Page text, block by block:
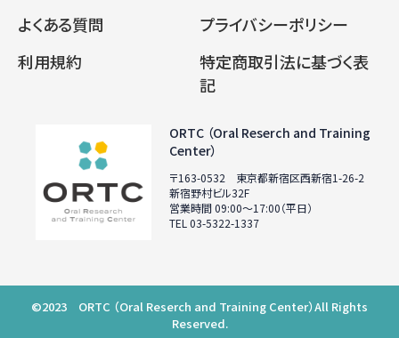
ORTC （Oral Reserch and Training
Center）
〒163-0532 東京都新宿区西新宿1-26-2
新宿野村ビル32F
営業時間 09:00〜17:00（平日）
TEL 03-5322-1337
よくある質問
プライバシーポリシー
利用規約
特定商取引法に基づく表
記
©2023 ORTC （Oral Reserch and Training Center）All Rights
Reserved.